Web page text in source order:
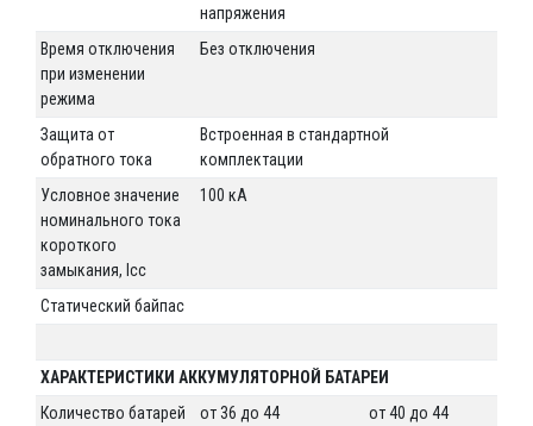
напряжения
Время отключения
при изменении
режима
Без отключения
Защита от
обратного тока
Встроенная в стандартной
комплектации
Условное значение
номинального тока
короткого
замыкания, Icc
100 кА
Статический байпас
ХАРАКТЕРИСТИКИ АККУМУЛЯТОРНОЙ БАТАРЕИ
Количество батарей
от 36 до 44
от 40 до 44